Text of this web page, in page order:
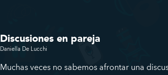
Discusiones en pareja
Daniella De Lucchi
Muchas veces no sabemos afrontar una